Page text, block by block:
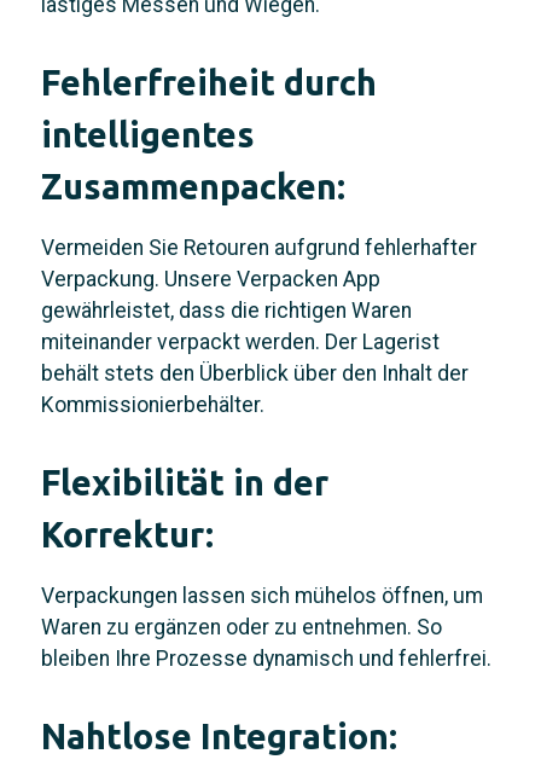
lästiges Messen und Wiegen.
Fehlerfreiheit durch
intelligentes
Zusammenpacken:
Vermeiden Sie Retouren aufgrund fehlerhafter
Verpackung. Unsere Verpacken App
gewährleistet, dass die richtigen Waren
miteinander verpackt werden. Der Lagerist
behält stets den Überblick über den Inhalt der
Kommissionierbehälter.
Flexibilität in der
Korrektur:
Verpackungen lassen sich mühelos öffnen, um
Waren zu ergänzen oder zu entnehmen. So
bleiben Ihre Prozesse dynamisch und fehlerfrei.
Nahtlose Integration: